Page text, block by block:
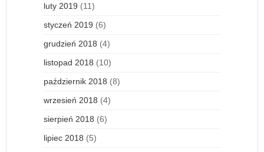
luty 2019 (11)
styczeń 2019 (6)
grudzień 2018 (4)
listopad 2018 (10)
październik 2018 (8)
wrzesień 2018 (4)
sierpień 2018 (6)
lipiec 2018 (5)